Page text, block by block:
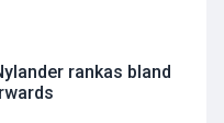
rankas bland